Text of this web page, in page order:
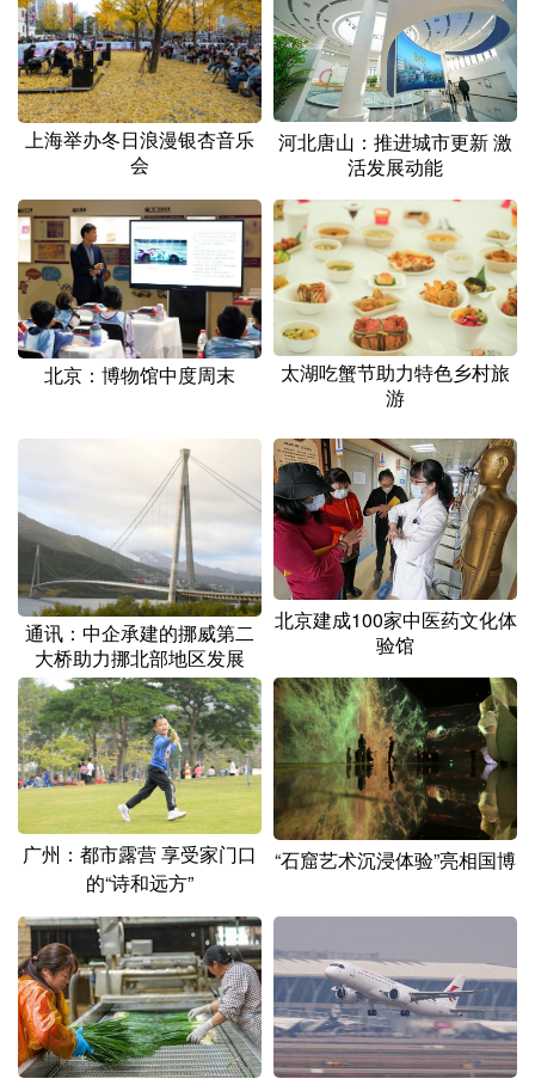
山东 河南 湖北 湖南
广东 广西 海南 重庆
四川 贵州 云南 西藏
宁夏
新疆 内蒙古 黑龙江
多语种频道
English Español Français عربى
Português
上海举办冬日浪漫银杏音乐
会
河北唐山：推进城市更新 激
活发展动能
北京：博物馆中度周末
太湖吃蟹节助力特色乡村旅
游
通讯：中企承建的挪威第二
大桥助力挪北部地区发展
北京建成100家中医药文化体
验馆
广州：都市露营 享受家门口
的“诗和远方”
“石窟艺术沉浸体验”亮相国博